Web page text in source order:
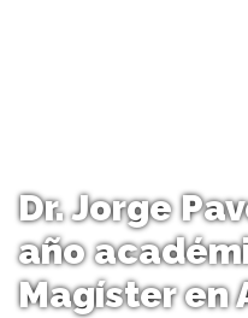
Dr. Jorge
año
Magíster en